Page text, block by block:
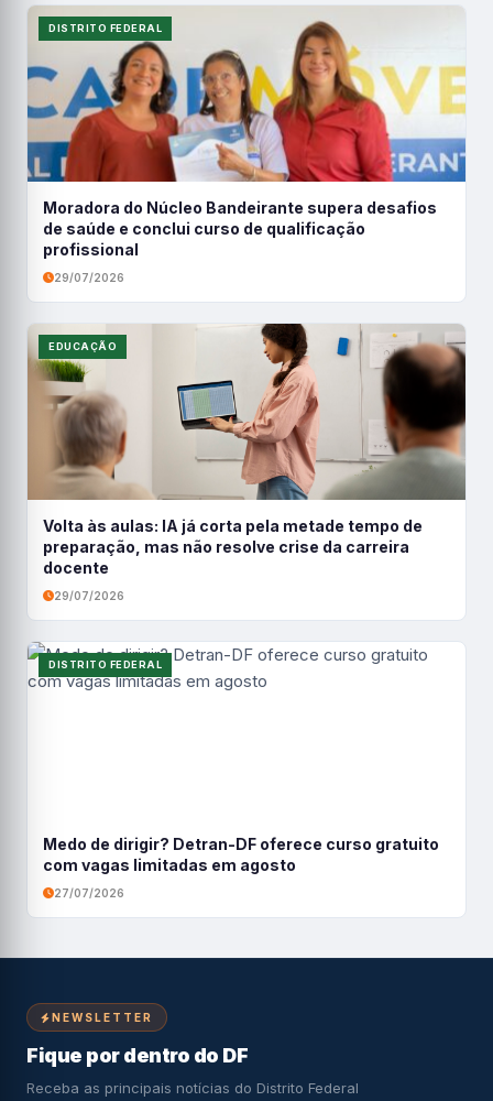
DISTRITO FEDERAL
Moradora do Núcleo Bandeirante supera desafios
de saúde e conclui curso de qualificação
profissional
29/07/2026
EDUCAÇÃO
Volta às aulas: IA já corta pela metade tempo de
preparação, mas não resolve crise da carreira
docente
29/07/2026
DISTRITO FEDERAL
Medo de dirigir? Detran-DF oferece curso gratuito
com vagas limitadas em agosto
27/07/2026
NEWSLETTER
Fique por dentro do DF
Receba as principais notícias do Distrito Federal